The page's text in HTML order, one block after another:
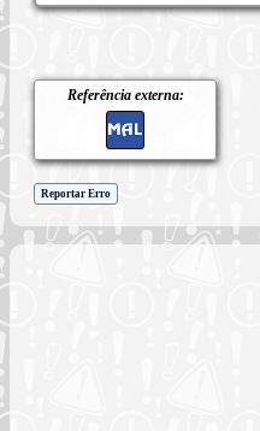
Referência externa:
Reportar Erro